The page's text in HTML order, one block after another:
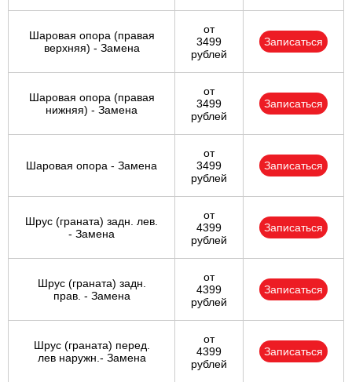
Шаровая опора (правая
верхняя) - Замена
от
3499
рублей
Записаться
Шаровая опора (правая
нижняя) - Замена
от
3499
рублей
Записаться
Шаровая опора - Замена
от
3499
рублей
Записаться
Шрус (граната) задн. лев.
- Замена
от
4399
рублей
Записаться
Шрус (граната) задн.
прав. - Замена
от
4399
рублей
Записаться
Шрус (граната) перед.
лев наружн.- Замена
от
4399
рублей
Записаться